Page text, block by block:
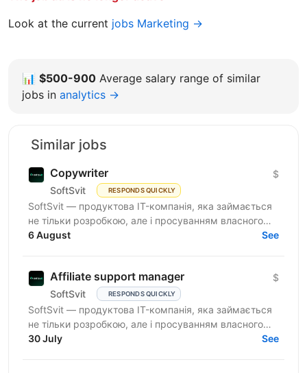
Look at the current jobs Marketing →
📊 $500-900 Average salary range of similar
jobs in analytics →
Similar jobs
Copywriter
SoftSvit RESPONDS QUICKLY
$
SoftSvit — продуктова IT-компанія, яка займається
не тільки розробкою, але і просуванням власного
продукту. Зараз ми шукаємо у свою команду...
6 August See
Affiliate support manager
SoftSvit RESPONDS QUICKLY
$
SoftSvit — продуктова IT-компанія, яка займається
не тільки розробкою, але і просуванням власного
продукту. Зараз ми шукаємо у свою команду
30 July See